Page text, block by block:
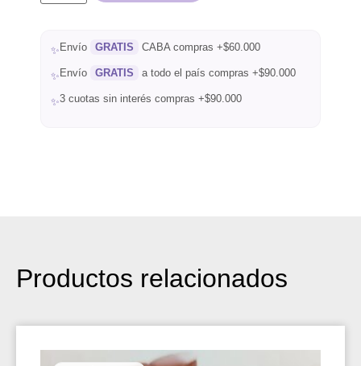
✨Envío GRATIS CABA compras +$60.000
✨Envío GRATIS a todo el país compras +$90.000
✨3 cuotas sin interés compras +$90.000
Productos relacionados